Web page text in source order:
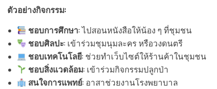
ตัวอย่างกิจกรรม:
ชอบการศึกษา: ไปสอนหนังสือให้น้อง ๆ ที่ชุมชน
ชอบศิลปะ: เข้าร่วมชุมนุมละคร หรือวงดนตรี
ชอบเทคโนโลยี: ช่วยทำเว็บไซต์ให้ร้านค้าในชุมชน
ชอบสิ่งแวดล้อม: เข้าร่วมกิจกรรมปลูกป่า
สนใจการแพทย์: อาสาช่วยงานโรงพยาบาล